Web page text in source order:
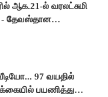
ஆக.21-ல் வரலட்சுமி
- தேவஸ்தான
தலைவருக்கு
97 வயதில்
பயணித்து